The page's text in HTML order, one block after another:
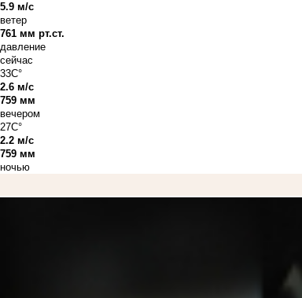
5.9 м/с
ветер
761 мм рт.ст.
давление
сейчас
33C°
2.6 м/с
759 мм
вечером
27C°
2.2 м/с
759 мм
ночью